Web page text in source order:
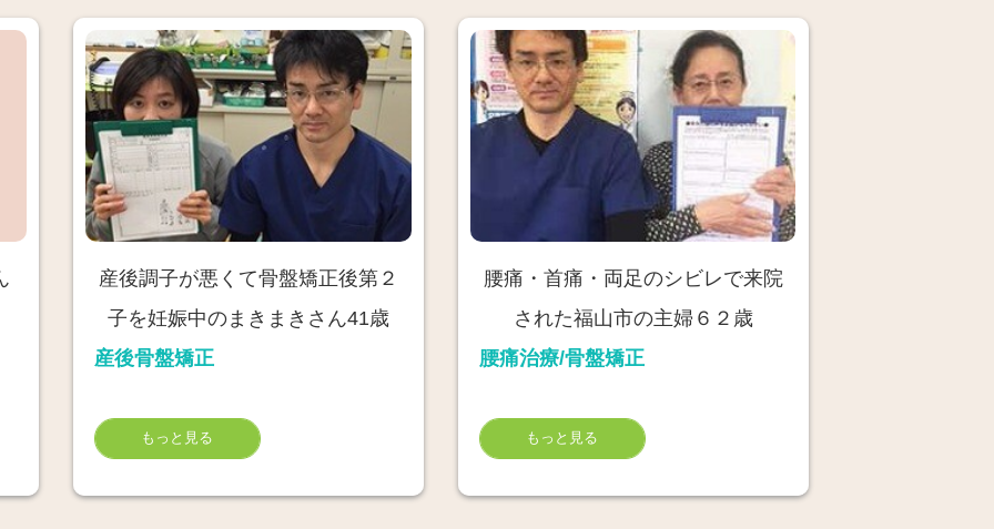
産後調子が悪くて骨盤矯正後第２
子を妊娠中のまきまきさん41歳
産後骨盤矯正
もっと見る
腰痛・首痛・両足のシビレで来院
された福山市の主婦６２歳
腰痛治療/骨盤矯正
もっと見る